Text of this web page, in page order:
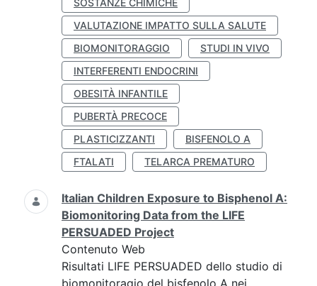
SOSTANZE CHIMICHE
VALUTAZIONE IMPATTO SULLA SALUTE
BIOMONITORAGGIO
STUDI IN VIVO
INTERFERENTI ENDOCRINI
OBESITÀ INFANTILE
PUBERTÀ PRECOCE
PLASTICIZZANTI
BISFENOLO A
FTALATI
TELARCA PREMATURO
Italian Children Exposure to Bisphenol A:
Biomonitoring Data from the LIFE
PERSUADED Project
Contenuto Web
Risultati LIFE PERSUADED dello studio di
biomonitoragio del bisfenolo A nei